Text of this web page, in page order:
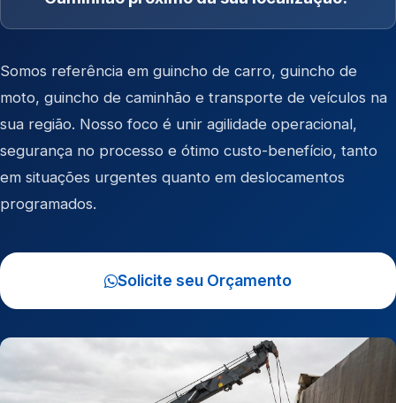
Somos referência em guincho de carro, guincho de
moto, guincho de caminhão e transporte de veículos na
sua região. Nosso foco é unir agilidade operacional,
segurança no processo e ótimo custo-benefício, tanto
em situações urgentes quanto em deslocamentos
programados.
Solicite seu Orçamento